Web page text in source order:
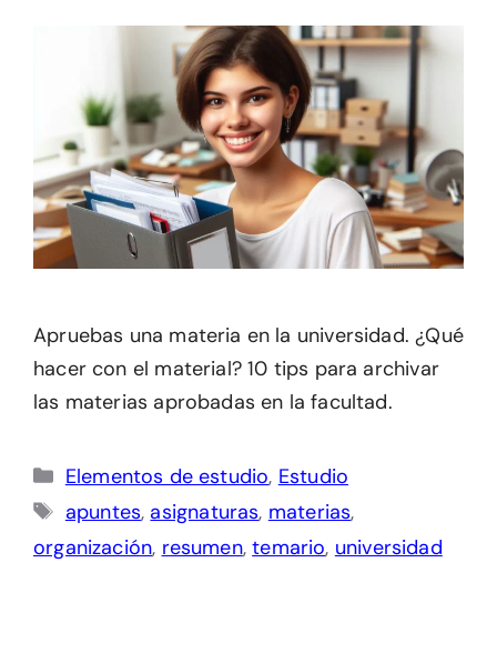
Apruebas una materia en la universidad. ¿Qué
hacer con el material? 10 tips para archivar
las materias aprobadas en la facultad.
Categorías
Elementos de estudio, Estudio
Etiquetas
apuntes, asignaturas, materias,
organización, resumen,temario, universidad